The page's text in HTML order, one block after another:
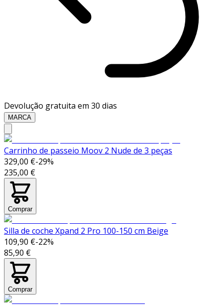
Devolução gratuita em 30 dias
MARCA
Carrinho de passeio Moov 2 Nude de 3 peças
329,00 €-29%
235,00 €
Comprar
Silla de coche Xpand 2 Pro 100-150 cm Beige
109,90 €-22%
85,90 €
Comprar